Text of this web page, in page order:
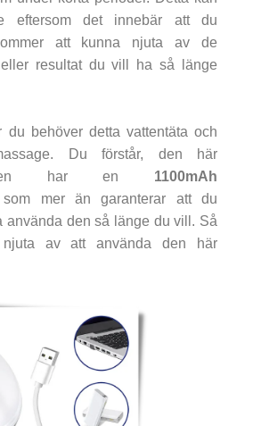
eftersom det innebär att du
att kunna njuta av de
eller resultat du vill ha så länge
du behöver detta vattentäta och
Du förstår, den här
har en 1100mAh
som mer än garanterar att du
använda den så länge du vill. Så
av att använda den här